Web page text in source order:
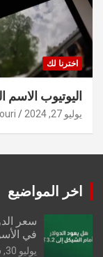
اخترنا لك
اليوتيوب الاسم
يوليو 27, 2024
اخر المواضيع
سعر
في
يوليو 30, 2026